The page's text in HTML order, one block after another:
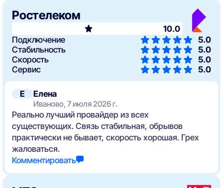
Е Елена
Иваново, 7 июля 2026 г.
Реально лучший провайдер из всех
существующих. Связь стабильная, обрывов
практически не бывает, скорость хорошая. Грех
жаловаться.
Комментировать
Ростелеком
10.0
Подключение
5.0
Стабильность
5.0
Скорость
5.0
Сервис
5.0